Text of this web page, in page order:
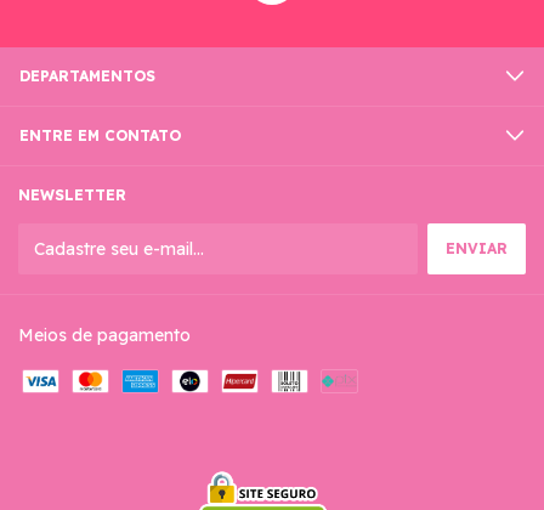
DEPARTAMENTOS
ENTRE EM CONTATO
NEWSLETTER
Meios de pagamento